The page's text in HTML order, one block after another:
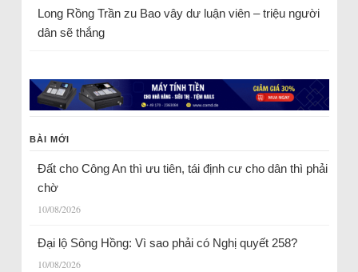
Long Rồng Trầnzu Bao vây dư luận viên – triệu người
dân sẽ thắng
BÀI MỚI
Đất cho Công An thì ưu tiên, tái định cư cho dân thì phải
chờ
10/08/2026
Đại lộ Sông Hồng: Vì sao phải có Nghị quyết 258?
10/08/2026